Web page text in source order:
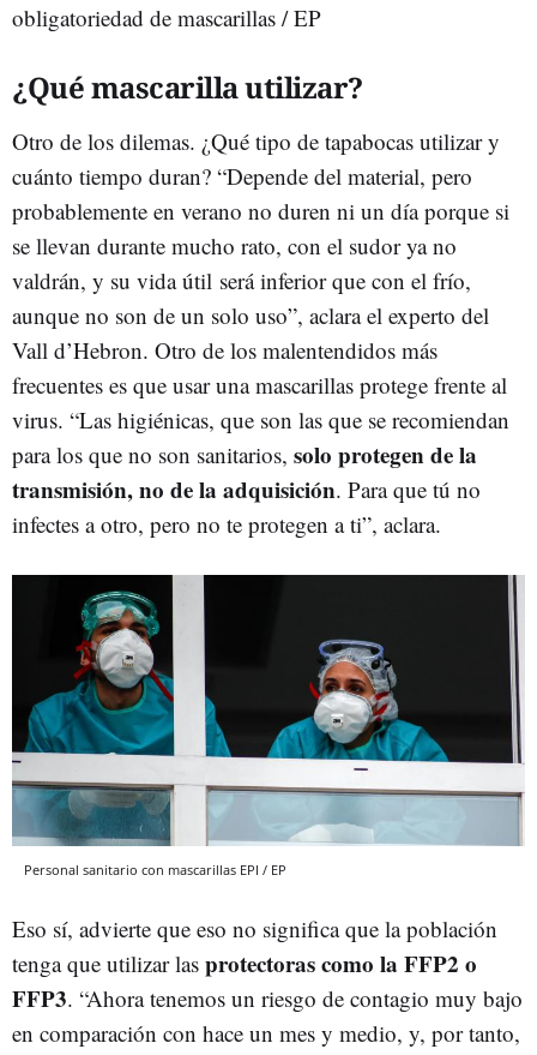
obligatoriedad de mascarillas / EP
¿Qué mascarilla utilizar?
Otro de los dilemas. ¿Qué tipo de tapabocas utilizar y
cuánto tiempo duran? “Depende del material, pero
probablemente en verano no duren ni un día porque si
se llevan durante mucho rato, con el sudor ya no
valdrán, y su vida útil será inferior que con el frío,
aunque no son de un solo uso”, aclara el experto del
Vall d’Hebron. Otro de los malentendidos más
frecuentes es que usar una mascarillas protege frente al
virus. “Las higiénicas, que son las que se recomiendan
para los que no son sanitarios, solo protegen de la
transmisión, no de la adquisición. Para que tú no
infectes a otro, pero no te protegen a ti”, aclara.
Personal sanitario con mascarillas EPI / EP
Eso sí, advierte que eso no significa que la población
tenga que utilizar las protectoras como la FFP2 o
FFP3. “Ahora tenemos un riesgo de contagio muy bajo
en comparación con hace un mes y medio, y, por tanto,